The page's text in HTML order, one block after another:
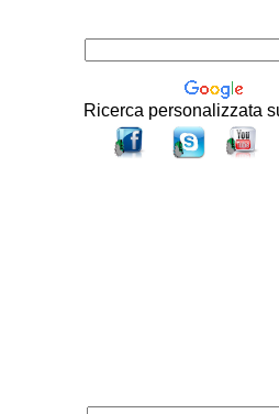
Ricerca personalizzata